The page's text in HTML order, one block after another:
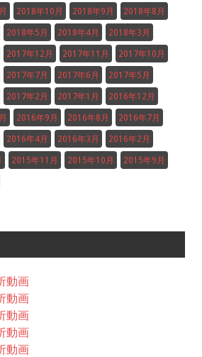
2018年10月 2018年9月 2018年8月
2018年5月 2018年4月 2018年3月
2017年12月 2017年11月 2017年10月
2017年7月 2017年6月 2017年5月
2017年2月 2017年1月 2016年12月
2016年9月 2016年8月 2016年7月
2016年4月 2016年3月 2016年2月
2015年11月 2015年10月 2015年9月
動画
動画
動画
動画
動画